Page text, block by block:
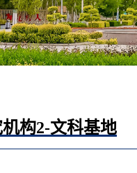
构2-文科基地